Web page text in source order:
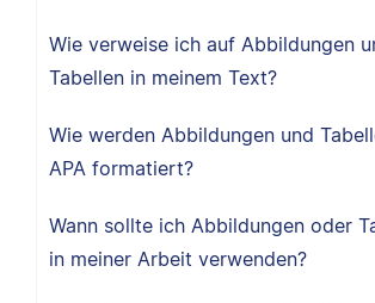
Wie verweise ich auf Abbildungen
Tabellen in meinem Text?
Wie werden Abbildungen und
APA formatiert?
Wann sollte ich Abbildungen oder
in meiner Arbeit verwenden?